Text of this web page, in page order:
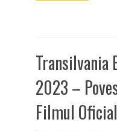
Transilvania
2023 –
Filmul Oficial